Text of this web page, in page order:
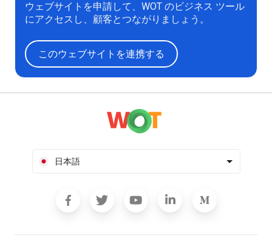
ウェブサイトを申請して、WOT のビジネス ツール
にアクセスし、顧客とつながりましょう。
このウェブサイトを連携する
日本語